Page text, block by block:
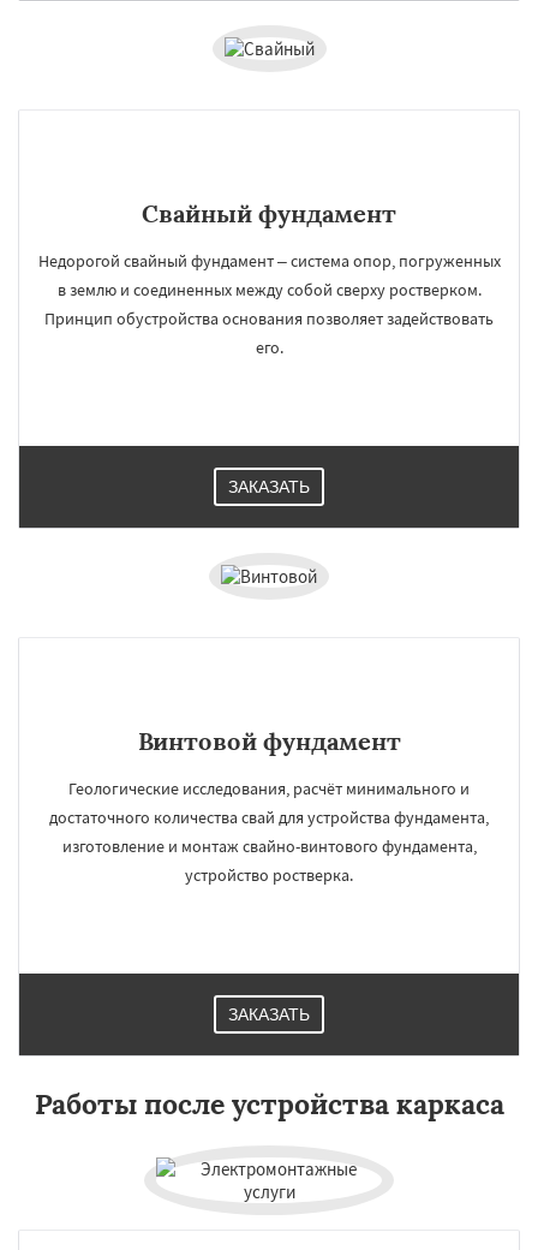
Свайный фундамент
Недорогой свайный фундамент – система опор, погруженных
в землю и соединенных между собой сверху ростверком.
Принцип обустройства основания позволяет задействовать
его.
ЗАКАЗАТЬ
Винтовой фундамент
Геологические исследования, расчёт минимального и
достаточного количества свай для устройства фундамента,
изготовление и монтаж свайно-винтового фундамента,
устройство ростверка.
ЗАКАЗАТЬ
Работы после устройства каркаса